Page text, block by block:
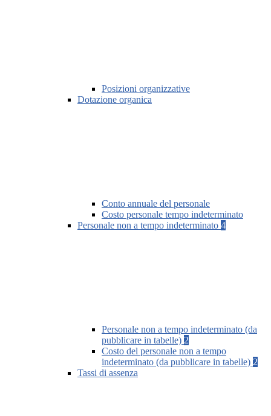
Posizioni organizzative
Dotazione organica
Conto annuale del personale
Costo personale tempo indeterminato
Personale non a tempo indeterminato 4
Personale non a tempo indeterminato (da
pubblicare in tabelle) 2
Costo del personale non a tempo
indeterminato (da pubblicare in tabelle) 2
Tassi di assenza